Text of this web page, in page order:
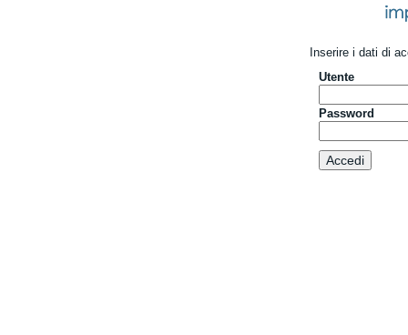
Inserire i dati di
Utente
Password